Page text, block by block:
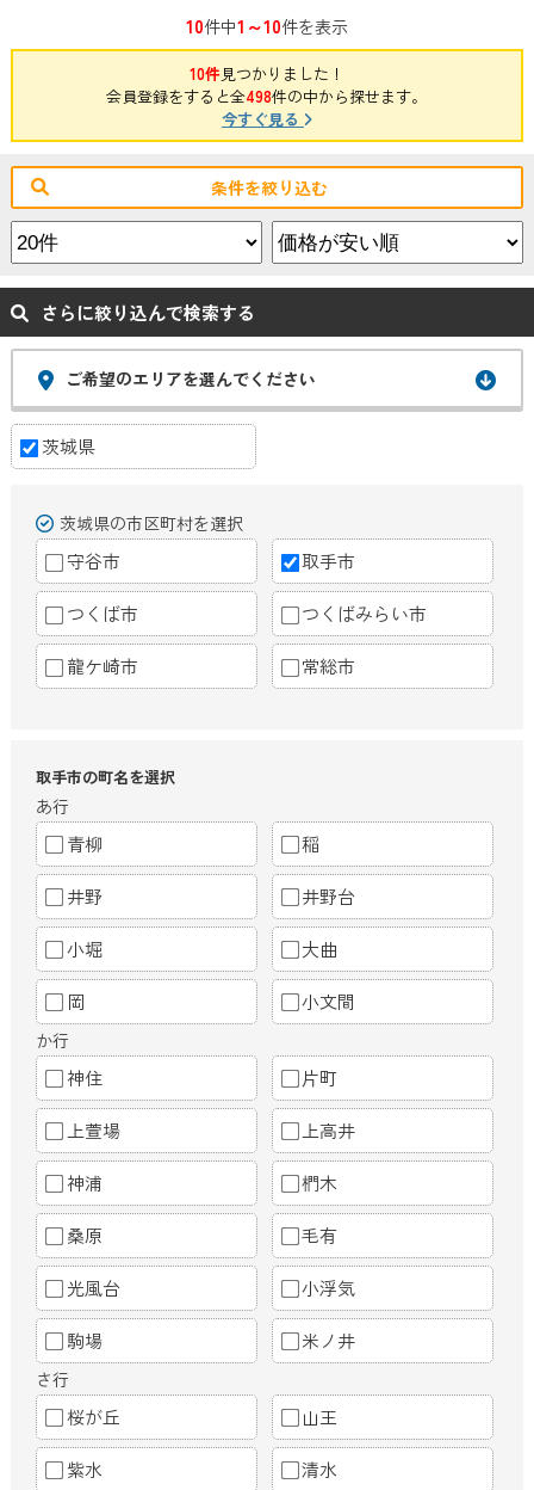
10件中1～10件を表示
10件見つかりました！
会員登録をすると全498件の中から探せます。
今すぐ見る
条件を絞り込む
さらに絞り込んで検索する
ご希望のエリアを選んでください
茨城県
茨城県の市区町村を選択
守谷市 取手市
つくば市 つくばみらい市
龍ケ崎市 常総市
取手市の町名を選択
あ行
青柳 稲
井野 井野台
小堀 大曲
岡 小文間
か行
神住 片町
上萱場 上高井
神浦 椚木
桑原 毛有
光風台 小浮気
駒場 米ノ井
さ行
桜が丘 山王
紫水 清水